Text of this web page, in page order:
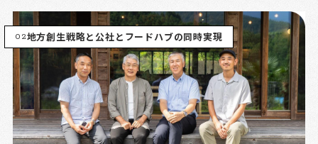
02地方創生戦略と公社とフードハブの同時実現